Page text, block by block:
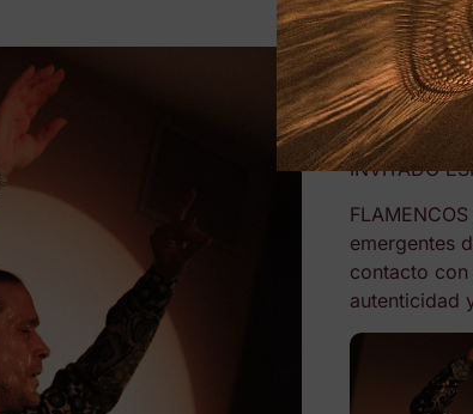
24 de
Alumnos
INVITADO
emergentes
contacto
autenticidad